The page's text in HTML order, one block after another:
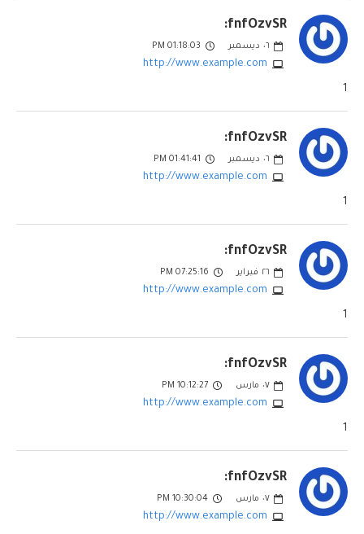
fnfOzvSR:
٠٦ ديسمبر 01:18:03 PM
http://www.example.com
1
fnfOzvSR:
٠٦ ديسمبر 01:41:41 PM
http://www.example.com
1
fnfOzvSR:
٢٦ فبراير 07:25:16 PM
http://www.example.com
1
fnfOzvSR:
٠٧ مارس 10:12:27 PM
http://www.example.com
1
fnfOzvSR:
٠٧ مارس 10:30:04 PM
http://www.example.com